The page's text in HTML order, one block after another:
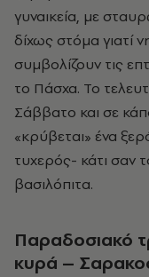
γυναικεία, με
δίχως στόμα γιατί
συμβολίζουν τις
το Πάσχα. Το
Σάββατο και σε
«κρύβεται» ένα
τυχερός- κάτι σαν
βασιλόπιτα.
Παραδοσιακό
κυρά –